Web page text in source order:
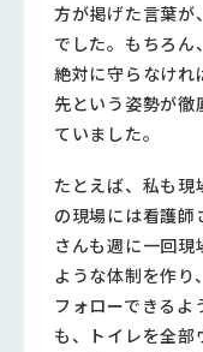
方が掲げた言葉が
でした。もちろん
絶対に守らなけれ
先という姿勢が徹
ていました。
たとえば、私も現
の現場には看護師
さんも週に一回現
ような体制を作り
フォローできるよ
も、トイレを全部